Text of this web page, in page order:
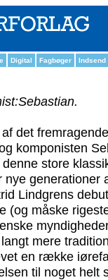
Digital Fagbøger Indsend
det
komponisten
store
Lindgrens
(og måske
mere
en række
til noget helt